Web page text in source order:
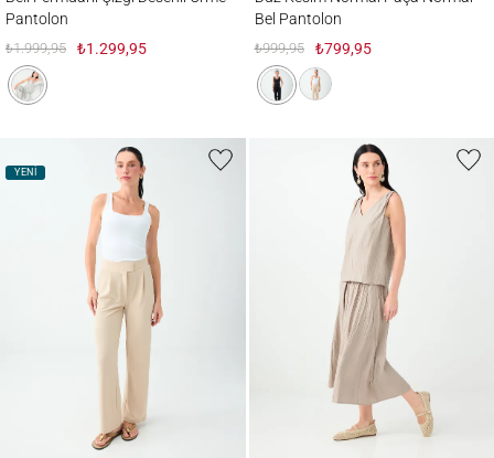
Pantolon
₺1.999,95 ₺1.299,95
Bel Pantolon
₺999,95 ₺799,95
YENİ